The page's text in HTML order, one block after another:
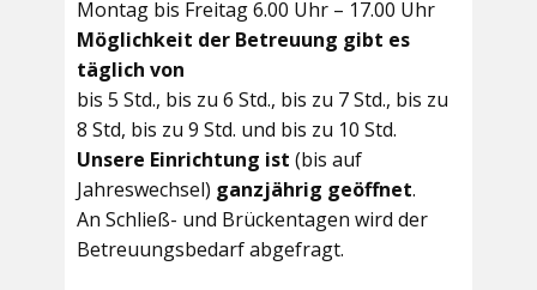
Montag bis Freitag 6.00 Uhr – 17.00 Uhr
Möglichkeit der Betreuung gibt es
täglich von
bis 5 Std., bis zu 6 Std., bis zu 7 Std., bis zu
8 Std, bis zu 9 Std. und bis zu 10 Std.
Unsere Einrichtung ist (bis auf
Jahreswechsel) ganzjährig geöffnet.
An Schließ- und Brückentagen wird der
Betreuungsbedarf abgefragt.